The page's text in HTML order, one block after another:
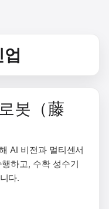
봇（藤
AI 비전과 멀티센서
하고, 수확 성수기
다.